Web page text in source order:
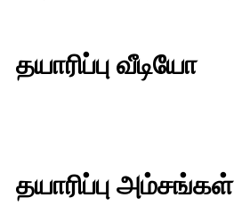
தயாரிப்பு வீடியோ
தயாரிப்பு அம்சங்கள்